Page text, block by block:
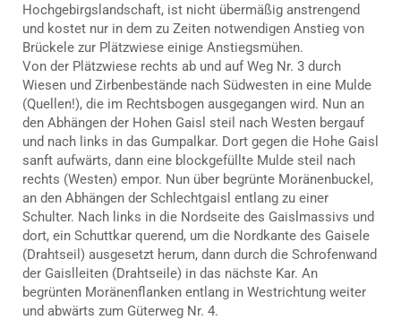
Hochgebirgslandschaft, ist nicht übermäßig anstrengend
und kostet nur in dem zu Zeiten notwendigen Anstieg von
Brückele zur Plätzwiese einige Anstiegsmühen.
Von der Plätzwiese rechts ab und auf Weg Nr. 3 durch
Wiesen und Zirbenbestände nach Südwesten in eine Mulde
(Quellen!), die im Rechtsbogen ausgegangen wird. Nun an
den Abhängen der Hohen Gaisl steil nach Westen bergauf
und nach links in das Gumpalkar. Dort gegen die Hohe Gaisl
sanft aufwärts, dann eine blockgefüllte Mulde steil nach
rechts (Westen) empor. Nun über begrünte Moränenbuckel,
an den Abhängen der Schlechtgaisl entlang zu einer
Schulter. Nach links in die Nordseite des Gaislmassivs und
dort, ein Schuttkar querend, um die Nordkante des Gaisele
(Drahtseil) ausgesetzt herum, dann durch die Schrofenwand
der Gaislleiten (Drahtseile) in das nächste Kar. An
begrünten Moränenflanken entlang in Westrichtung weiter
und abwärts zum Güterweg Nr. 4.